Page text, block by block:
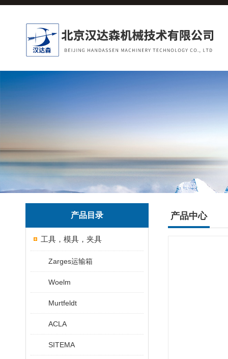
产品目录
工具，模具，夹具
Zarges运输箱
Woelm
Murtfeldt
ACLA
SITEMA
产品中心